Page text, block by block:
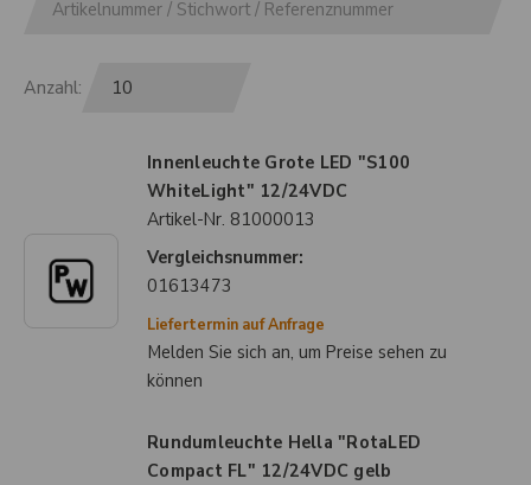
Anzahl:
Innenleuchte Grote LED "S100
WhiteLight" 12/24VDC
Artikel-Nr. 81000013
Vergleichsnummer:
01613473
Liefertermin auf Anfrage
Melden Sie sich an, um Preise sehen zu
können
Rundumleuchte Hella "RotaLED
Compact FL" 12/24VDC gelb